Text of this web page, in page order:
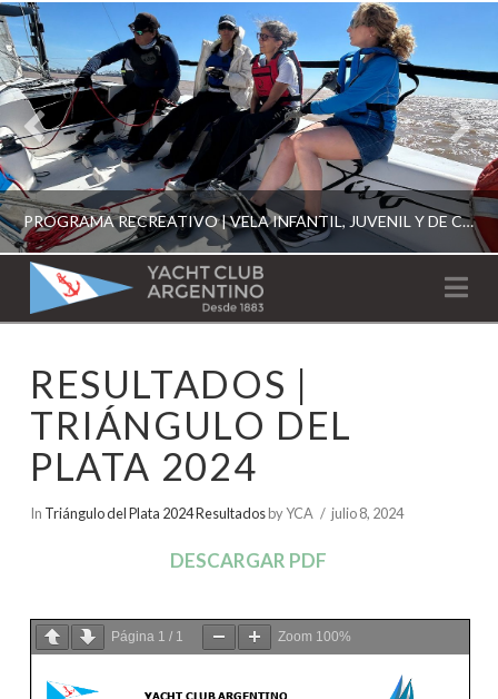
PROGRAMA RECREATIVO | VELA INFANTIL, JUVENIL Y DE CRUCERO 2026
ESCUELA RECREATIVA 2026
YACHT
CLUB
ARGENTINO
RESULTADOS |
TRIÁNGULO DEL
PLATA 2024
In Triángulo del Plata 2024 Resultadosby YCA julio 8, 2024
DESCARGAR PDF
Página 1 / 1 Zoom 100%